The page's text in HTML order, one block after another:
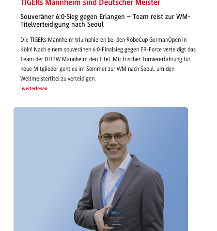
TIGERs Mannheim sind Deutscher Meister
Souveräner 6:0-Sieg gegen Erlangen – Team reist zur WM-
Titelverteidigung nach Seoul
Die TIGERs Mannheim triumphieren bei den RoboCup GermanOpen in
Köln! Nach einem souveränen 6:0-Finalsieg gegen ER-Force verteidigt das
Team der DHBW Mannheim den Titel. Mit frischer Turniererfahrung für
neue Mitglieder geht es im Sommer zur WM nach Seoul, um den
Weltmeistertitel zu verteidigen.
weiterlesen